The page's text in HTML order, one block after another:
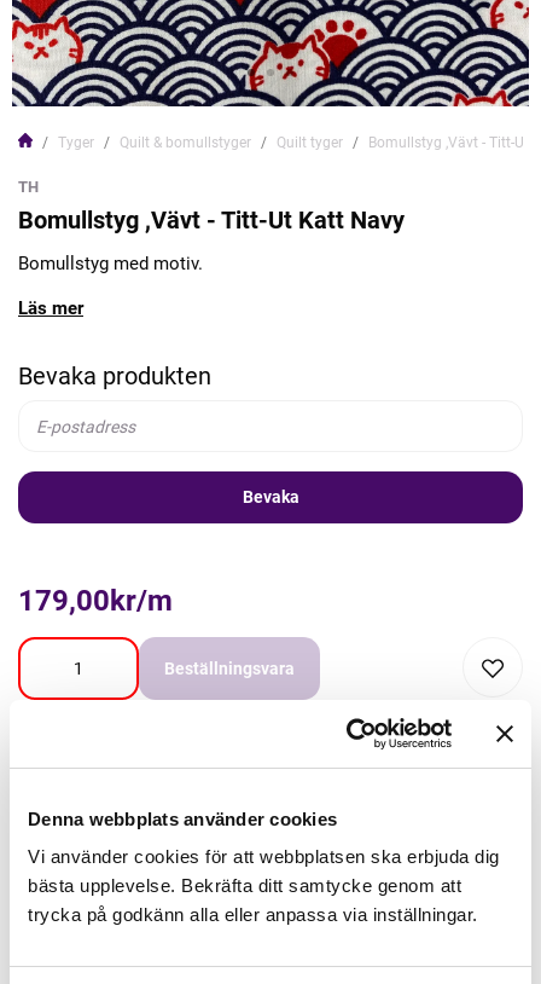
Denna webbplats använder cookies
Vi använder cookies för att webbplatsen ska erbjuda dig
bästa upplevelse. Bekräfta ditt samtycke genom att
trycka på godkänn alla eller anpassa via inställningar.
Tyger Quilt & bomullstyger Quilt tyger Bomullstyg ,Vävt - Titt-Ut
TH
Bomullstyg ,Vävt - Titt-Ut Katt Navy
Bomullstyg med motiv.
Läs mer
Bevaka produkten
Bevaka
179,00kr/m
Beställningsvara
Lägg först önskad mängd i varukorgen,
Tråd matchande +45,00kr
Mudd matchande +39,50kr